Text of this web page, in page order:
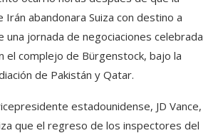
Irán abandonara Suiza con destino a
una jornada de negociaciones celebrada
el complejo de Bürgenstock, bajo la
de Pakistán y Qatar.
estadounidense, JD Vance,
que el regreso de los inspectores del